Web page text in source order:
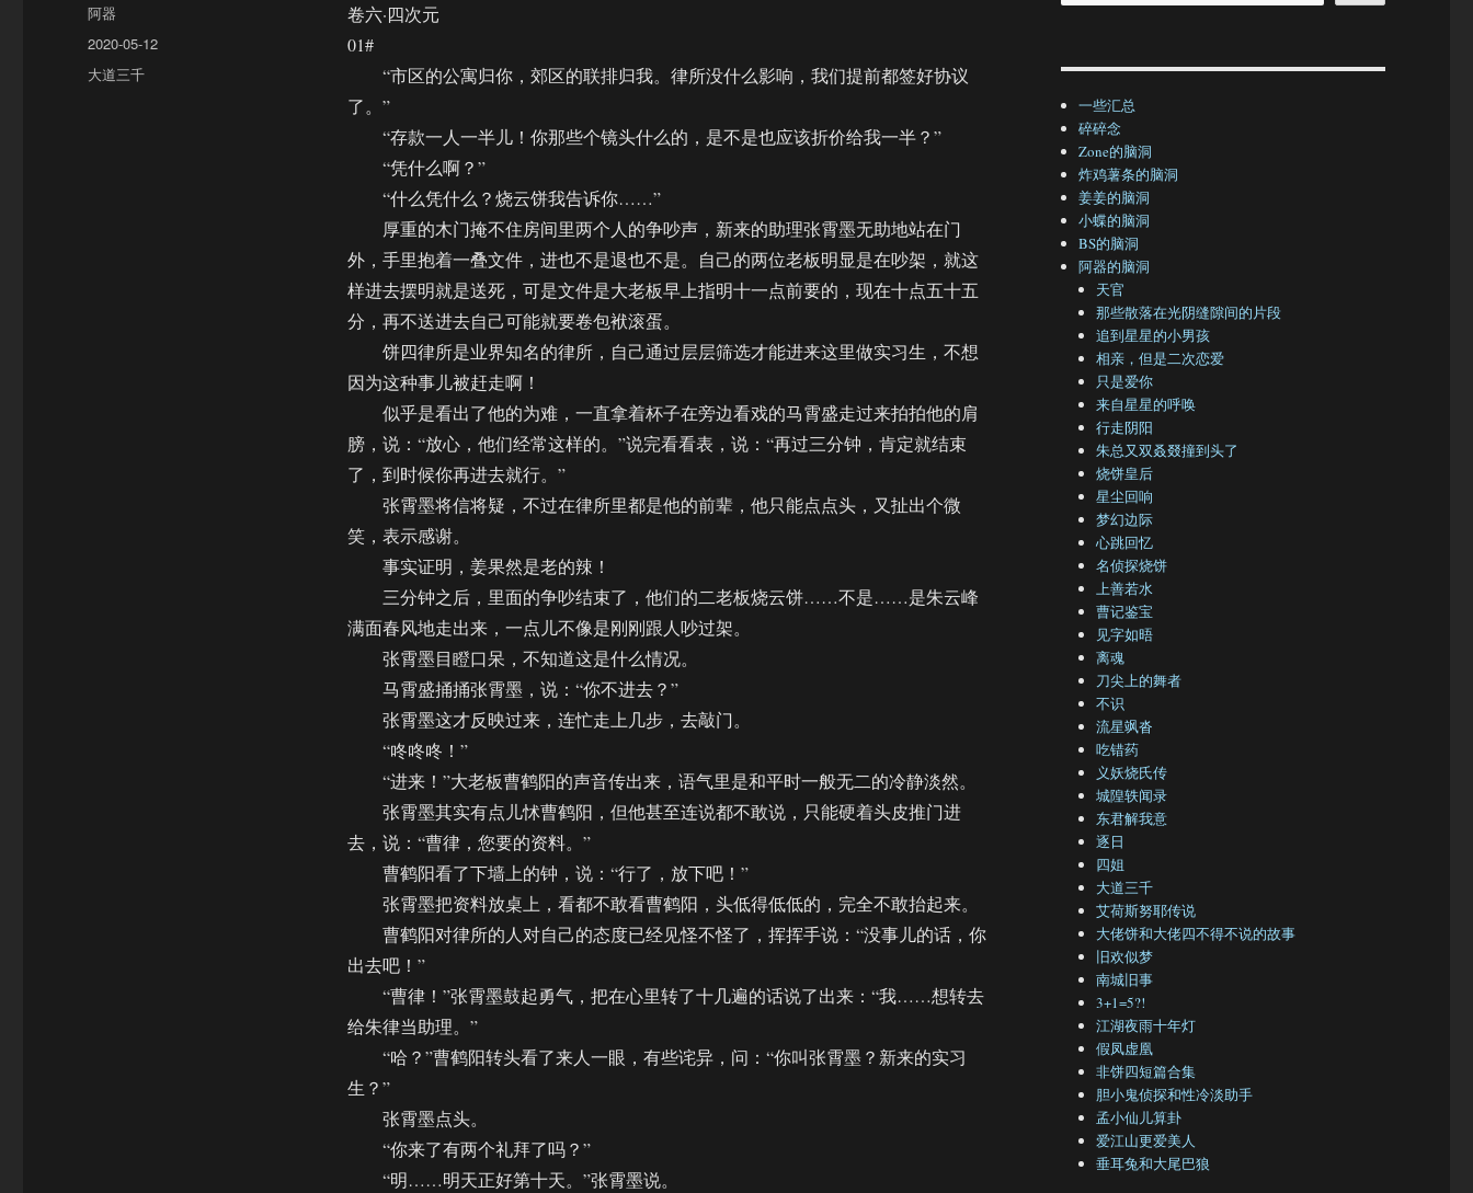
卷六·四次元
01#
“市区的公寓归你，郊区的联排归我。律所没什么影响，我们提前都签好协议
了。”
“存款一人一半儿！你那些个镜头什么的，是不是也应该折价给我一半？”
“凭什么啊？”
“什么凭什么？烧云饼我告诉你……”
厚重的木门掩不住房间里两个人的争吵声，新来的助理张霄墨无助地站在门
外，手里抱着一叠文件，进也不是退也不是。自己的两位老板明显是在吵架，就这
样进去摆明就是送死，可是文件是大老板早上指明十一点前要的，现在十点五十五
分，再不送进去自己可能就要卷包袱滚蛋。
饼四律所是业界知名的律所，自己通过层层筛选才能进来这里做实习生，不想
因为这种事儿被赶走啊！
似乎是看出了他的为难，一直拿着杯子在旁边看戏的马霄盛走过来拍拍他的肩
膀，说：“放心，他们经常这样的。”说完看看表，说：“再过三分钟，肯定就结束
了，到时候你再进去就行。”
张霄墨将信将疑，不过在律所里都是他的前辈，他只能点点头，又扯出个微
笑，表示感谢。
事实证明，姜果然是老的辣！
三分钟之后，里面的争吵结束了，他们的二老板烧云饼……不是……是朱云峰
满面春风地走出来，一点儿不像是刚刚跟人吵过架。
张霄墨目瞪口呆，不知道这是什么情况。
马霄盛捅捅张霄墨，说：“你不进去？”
张霄墨这才反映过来，连忙走上几步，去敲门。
“咚咚咚！”
“进来！”大老板曹鹤阳的声音传出来，语气里是和平时一般无二的冷静淡然。
张霄墨其实有点儿怵曹鹤阳，但他甚至连说都不敢说，只能硬着头皮推门进
去，说：“曹律，您要的资料。”
曹鹤阳看了下墙上的钟，说：“行了，放下吧！”
张霄墨把资料放桌上，看都不敢看曹鹤阳，头低得低低的，完全不敢抬起来。
曹鹤阳对律所的人对自己的态度已经见怪不怪了，挥挥手说：“没事儿的话，你
出去吧！”
“曹律！”张霄墨鼓起勇气，把在心里转了十几遍的话说了出来：“我……想转去
给朱律当助理。”
“哈？”曹鹤阳转头看了来人一眼，有些诧异，问：“你叫张霄墨？新来的实习
生？”
张霄墨点头。
“你来了有两个礼拜了吗？”
“明……明天正好第十天。”张霄墨说。
作
者
阿器
发
布
于
2020-05-12
分
大道三千
一些汇总
碎碎念
Zone的脑洞
炸鸡薯条的脑洞
姜姜的脑洞
小蝶的脑洞
BS的脑洞
阿器的脑洞
天官
那些散落在光阴缝隙间的片段
追到星星的小男孩
相亲，但是二次恋爱
只是爱你
来自星星的呼唤
行走阴阳
朱总又双叒叕撞到头了
烧饼皇后
星尘回响
梦幻边际
心跳回忆
名侦探烧饼
上善若水
曹记鉴宝
见字如晤
离魂
刀尖上的舞者
不识
流星飒沓
吃错药
义妖烧氏传
城隍轶闻录
东君解我意
逐日
四姐
大道三千
艾荷斯努耶传说
大佬饼和大佬四不得不说的故事
旧欢似梦
南城旧事
3+1=5?!
江湖夜雨十年灯
假凤虚凰
非饼四短篇合集
胆小鬼侦探和性冷淡助手
孟小仙儿算卦
爱江山更爱美人
垂耳兔和大尾巴狼